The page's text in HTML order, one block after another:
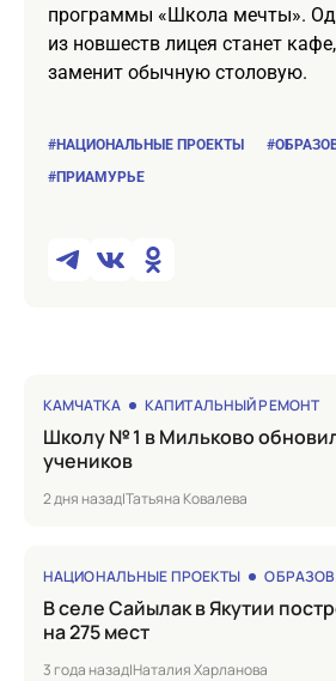
программы «Школа мечты».
из новшеств лицея станет
заменит обычную столовую.
#НАЦИОНАЛЬНЫЕ ПРОЕКТЫ
#ПРИАМУРЬЕ
КАМЧАТКА КАПИТАЛЬНЫЙ РЕМОНТ
Школу № 1 в Мильково обновили по идеям
учеников
2 дня назад|Татьяна Ковалева
НАЦИОНАЛЬНЫЕ ПРОЕКТЫ ОБРАЗОВАНИЕ
в селе Сайылак в Якутии построили школу
на 275 мест
3 года назад|Наталия Харланова